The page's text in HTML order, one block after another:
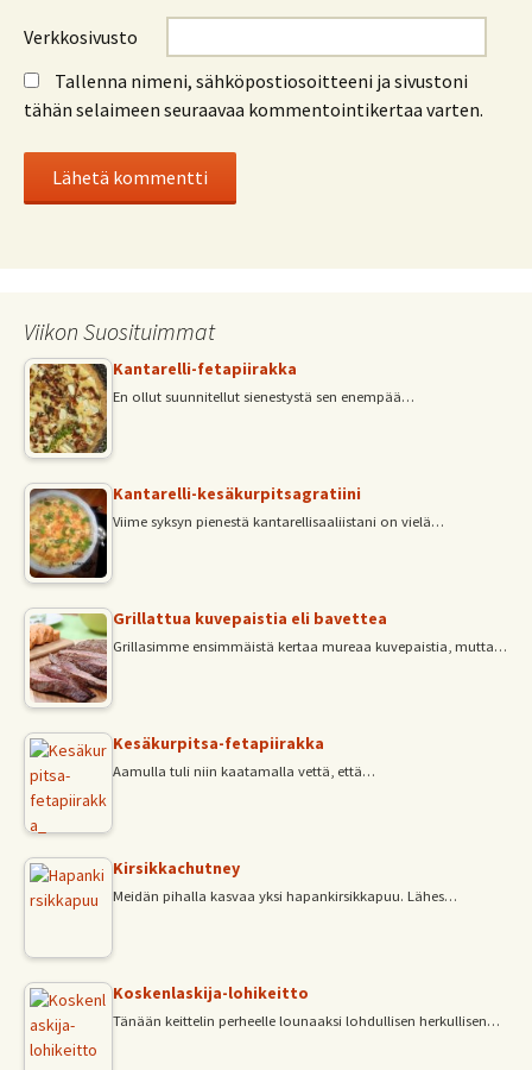
Verkkosivusto
Tallenna nimeni, sähköpostiosoitteeni ja sivustoni
tähän selaimeen seuraavaa kommentointikertaa varten.
Viikon Suosituimmat
Kantarelli-fetapiirakka
En ollut suunnitellut sienestystä sen enempää…
Kantarelli-kesäkurpitsagratiini
Viime syksyn pienestä kantarellisaaliistani on vielä…
Grillattua kuvepaistia eli bavettea
Grillasimme ensimmäistä kertaa mureaa kuvepaistia, mutta…
Kesäkurpitsa-fetapiirakka
Aamulla tuli niin kaatamalla vettä, että…
Kirsikkachutney
Meidän pihalla kasvaa yksi hapankirsikkapuu. Lähes…
Koskenlaskija-lohikeitto
Tänään keittelin perheelle lounaaksi lohdullisen herkullisen…